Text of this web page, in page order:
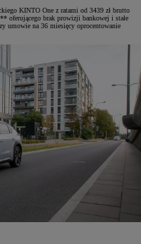
KINTO One z ratami od 3439 zł brutto
oferującego brak prowizji bankowej i stałe
umowie na 36 miesięcy oprocentowanie